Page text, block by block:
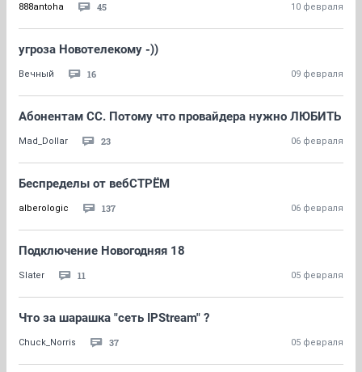
888antoha 45 10 февраля
угроза Новотелекому -))
Вечный 16 09 февраля
Абонентам СС. Потому что провайдера нужно ЛЮБИТЬ
Mad_Dollar 23 06 февраля
Беспределы от вебСТРЁМ
alberologic 137 06 февраля
Подключение Новогодняя 18
Slater 11 05 февраля
Что за шарашка "сеть IPStream" ?
Chuck_Norris 37 05 февраля